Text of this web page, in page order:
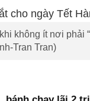
không ít nơi phải
Tran Tran)